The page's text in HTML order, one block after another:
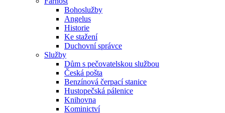
Bohoslužby
Angelus
Historie
Ke stažení
Duchovní správce
Služby
Dům s pečovatelskou službou
Česká pošta
Benzínová čerpací stanice
Hustopečská pálenice
Knihovna
Kominictví